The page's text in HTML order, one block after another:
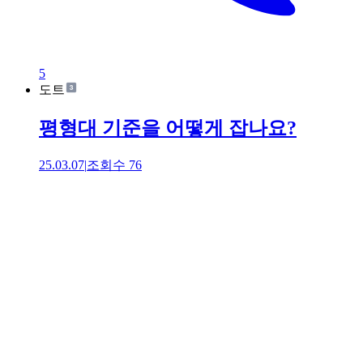
5
도트
평형대 기준을 어떻게 잡나요?
25.03.07|조회수 76